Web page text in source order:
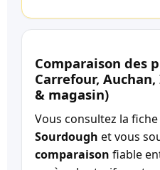
Comparaison des
Carrefour,
& magasin)
Vous consultez la
Sourdough et vous
comparaison fiable